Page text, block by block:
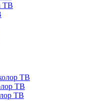
ТВ
ТВ
ТВ
ТВ